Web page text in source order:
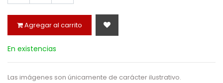
Agregar al carrito
En existencias
Las imágenes son únicamente de carácter ilustrativo.